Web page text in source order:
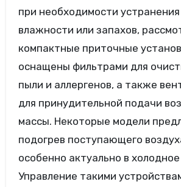
при необходимости
влажности или запахов,
компактные приточные
оснащены фильтрами для
пыли и аллергенов, а также
для принудительной подачи
массы. Некоторые модели
подогрев поступающего
особенно актуально в
Управление такими